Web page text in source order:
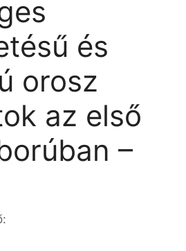
és
orosz
az első
–